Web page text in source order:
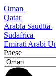
Oman
Qatar
Arabia Saudita
Sudafrica
Emirati Arabi
Paese